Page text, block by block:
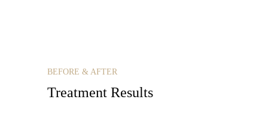
BEFORE & AFTER
Treatment Results